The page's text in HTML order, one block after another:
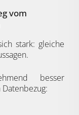
vom
stark: gleiche
besser